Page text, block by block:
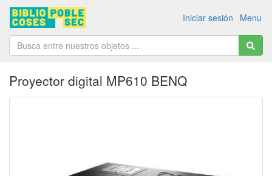
Menu
Iniciar sesión
Proyector digital MP610 BENQ